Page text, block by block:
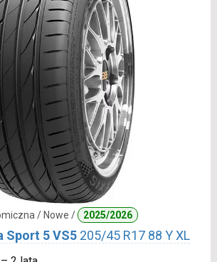
/ Nowe / 2025/2026
Sport 5 VS5 205/45 R17 88 Y XL